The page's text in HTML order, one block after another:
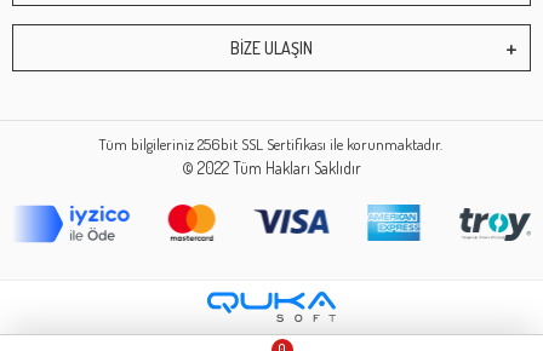
BİZE ULAŞIN
Tüm bilgileriniz 256bit SSL Sertifikası ile korunmaktadır.
© 2022Tüm Hakları Saklıdır